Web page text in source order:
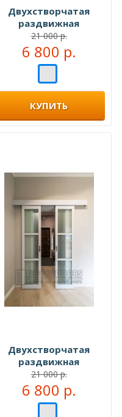
Двухстворчатая
раздвижная
перегородка №106999
21 000 р.
6 800 р.
КУПИТЬ
Двухстворчатая
раздвижная
перегородка №107777
21 000 р.
6 800 р.